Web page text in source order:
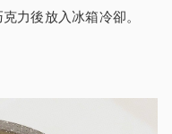
力後放入冰箱冷卻。